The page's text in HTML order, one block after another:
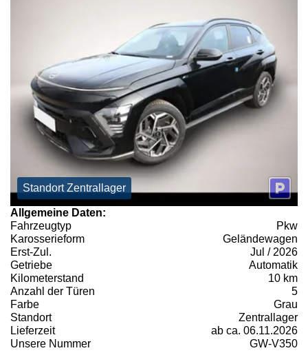
Standort Zentrallager
Allgemeine Daten:
Fahrzeugtyp
Pkw
Karosserieform
Geländewagen
Erst-Zul.
Jul / 2026
Getriebe
Automatik
Kilometerstand
10 km
Anzahl der Türen
5
Farbe
Grau
Standort
Zentrallager
Lieferzeit
ab ca. 06.11.2026
Unsere Nummer
GW-V350